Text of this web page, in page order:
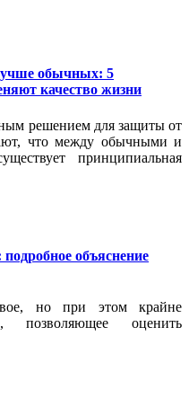
обычных: 5
качество жизни
решением для защиты от
что между обычными и
принципиальная
объяснение
но при этом крайне
позволяющее оценить